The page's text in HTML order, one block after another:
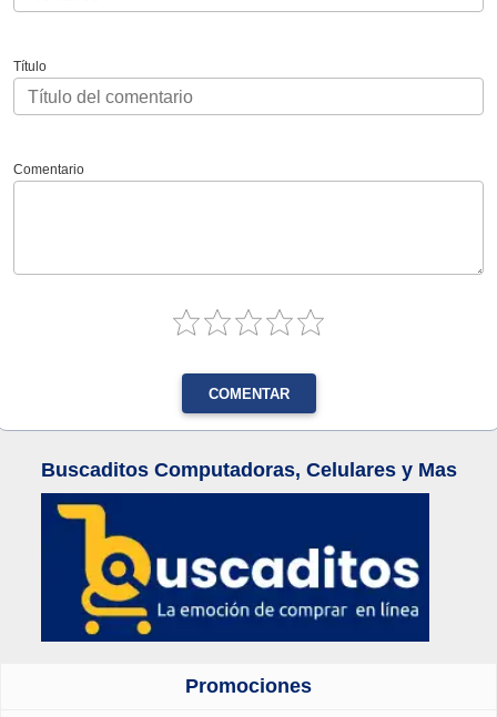
Título
Comentario
COMENTAR
Buscaditos Computadoras, Celulares y Mas
Promociones